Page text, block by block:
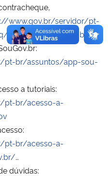
www.gov.br/servidor/pt-
sou-gov.br/sougov.br
pt-br/assuntos/app-sou-
a tutoriais:
pt-br/acesso-a-
pt-br/acesso-a-
…
dúvidas: